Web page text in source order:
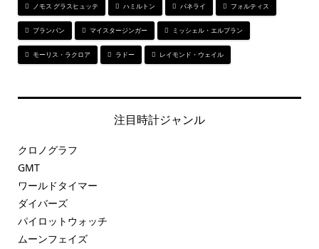
ノモス グラスヒュッテ ハミルトン パネライ フォルティス
ブランパン マイスタージンガー ミッシェル・エルブラン
モーリス・ラクロア ラドー レイモンド・ウェイル
注目時計ジャンル
クロノグラフ
GMT
ワールドタイマー
ダイバーズ
パイロットウォッチ
ムーンフェイズ